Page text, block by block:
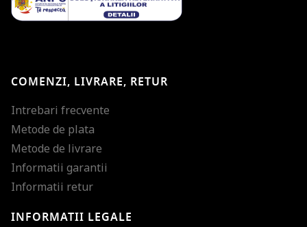
COMENZI, LIVRARE, RETUR
Intrebari frecvente
Metode de plata
Metode de livrare
Informatii garantii
Informatii retur
INFORMATII LEGALE